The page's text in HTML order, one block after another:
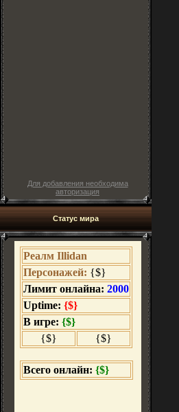
Для добавления необходима
авторизация
Статус мира